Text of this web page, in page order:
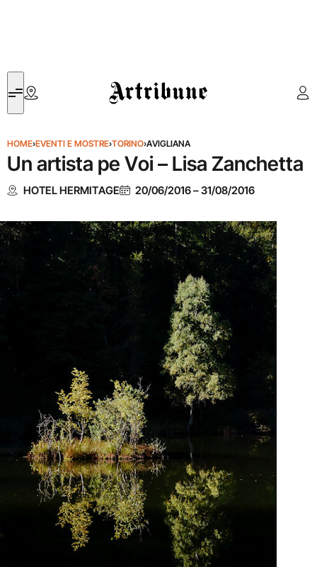
Artribune
HOME›EVENTI E MOSTRE›TORINO›AVIGLIANA
Un artista pe Voi – Lisa Zanchetta
HOTEL HERMITAGE 20/06/2016–31/08/2016